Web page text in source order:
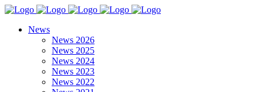
News
News 2026
News 2025
News 2024
News 2023
News 2022